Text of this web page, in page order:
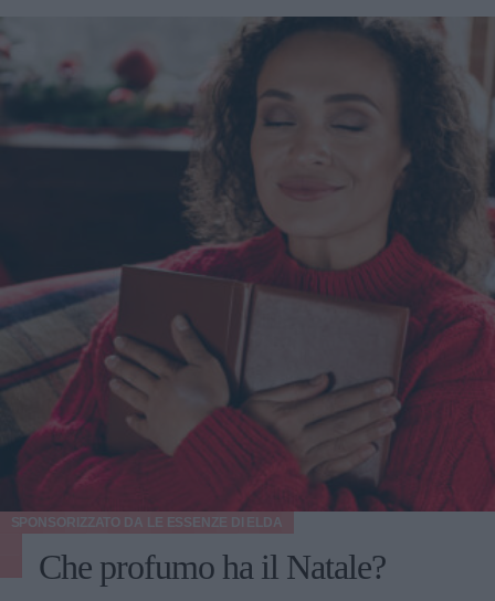
Che profumo ha il Natale?
SPONSORIZZATO DA LE ESSENZE DI ELDA